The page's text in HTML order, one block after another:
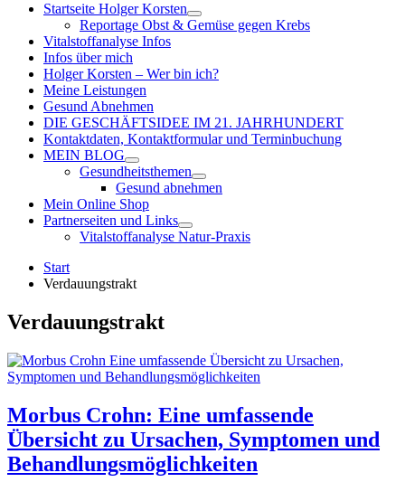
Startseite Holger Korsten
Reportage Obst & Gemüse gegen Krebs
Vitalstoffanalyse Infos
Infos über mich
Holger Korsten – Wer bin ich?
Meine Leistungen
Gesund Abnehmen
DIE GESCHÄFTSIDEE IM 21. JAHRHUNDERT
Kontaktdaten, Kontaktformular und Terminbuchung
MEIN BLOG
Gesundheitsthemen
Gesund abnehmen
Mein Online Shop
Partnerseiten und Links
Vitalstoffanalyse Natur-Praxis
Start
Verdauungstrakt
Verdauungstrakt
Morbus Crohn: Eine umfassende
Übersicht zu Ursachen, Symptomen und
Behandlungsmöglichkeiten